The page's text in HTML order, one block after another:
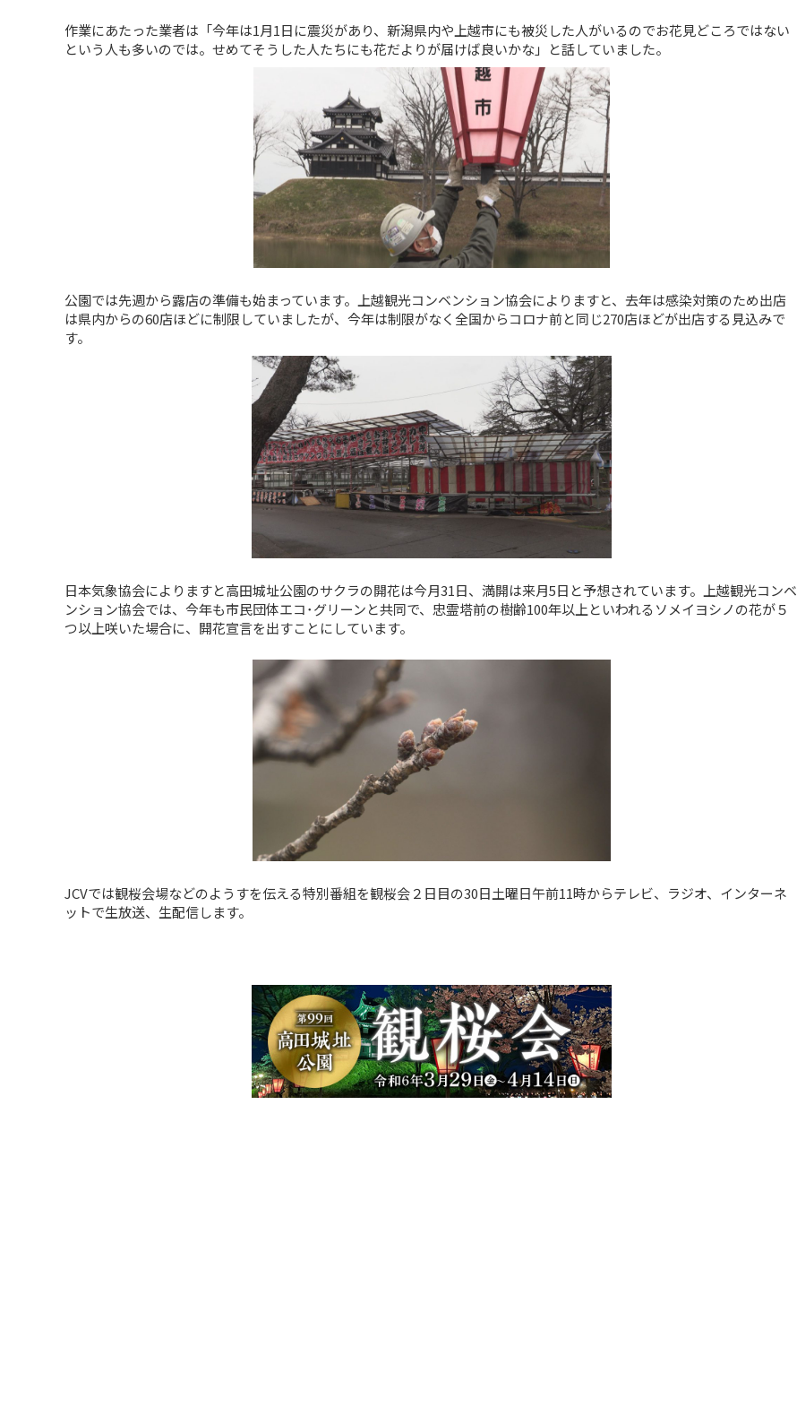
作業にあたった業者は「今年は1月1日に震災があり、新潟県内や上越市にも被災した人がいるのでお花見どころではない
という人も多いのでは。せめてそうした人たちにも花だよりが届けば良いかな」と話していました。
公園では先週から露店の準備も始まっています。上越観光コンベンション協会によりますと、去年は感染対策のため出店
は県内からの60店ほどに制限していましたが、今年は制限がなく全国からコロナ前と同じ270店ほどが出店する見込みで
す。
日本気象協会によりますと高田城址公園のサクラの開花は今月31日、満開は来月5日と予想されています。上越観光コンベ
ンション協会では、今年も市民団体エコ･グリーンと共同で、忠霊塔前の樹齢100年以上といわれるソメイヨシノの花が５
つ以上咲いた場合に、開花宣言を出すことにしています。
JCVでは観桜会場などのようすを伝える特別番組を観桜会２日目の30日土曜日午前11時からテレビ、ラジオ、インターネ
ットで生放送、生配信します。